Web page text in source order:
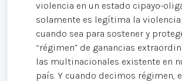
violencia en un estado cipayo-
solamente es legítima la
cuando sea para sostener y
“régimen” de ganancias
las multinacionales existente en
país. Y cuando decimos régimen,